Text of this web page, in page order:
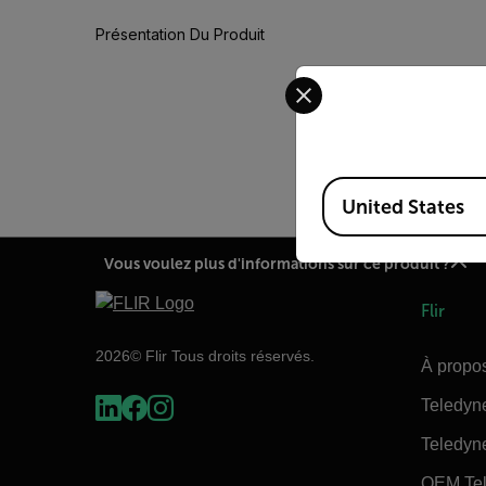
Présentation Du Produit
Vous voulez plus d'informations sur ce produit ?
2026© Flir Tous droits réservés.
Flir
À
Select your preferred
Available Locations
United States